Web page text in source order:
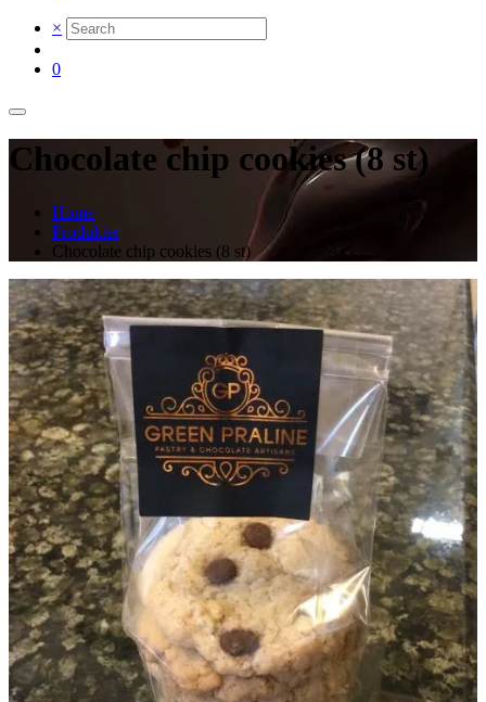
×
0
Chocolate chip cookies (8 st)
Home
Produkter
Chocolate chip cookies (8 st)